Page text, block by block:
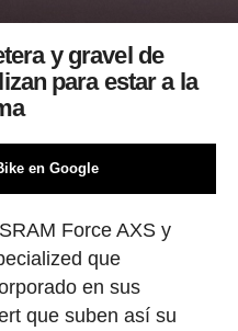
y gravel de
para estar a la
en Google
Force AXS y
que
en sus
que suben así su